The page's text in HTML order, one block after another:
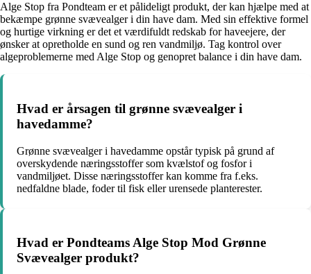
Alge Stop fra Pondteam er et pålideligt produkt, der kan hjælpe med at
bekæmpe grønne svævealger i din have dam. Med sin effektive formel
og hurtige virkning er det et værdifuldt redskab for haveejere, der
ønsker at opretholde en sund og ren vandmiljø. Tag kontrol over
algeproblemerne med Alge Stop og genopret balance i din have dam.
Hvad er årsagen til grønne svævealger i
havedamme?
Grønne svævealger i havedamme opstår typisk på grund af
overskydende næringsstoffer som kvælstof og fosfor i
vandmiljøet. Disse næringsstoffer kan komme fra f.eks.
nedfaldne blade, foder til fisk eller urensede planterester.
Hvad er Pondteams Alge Stop Mod Grønne
Svævealger produkt?